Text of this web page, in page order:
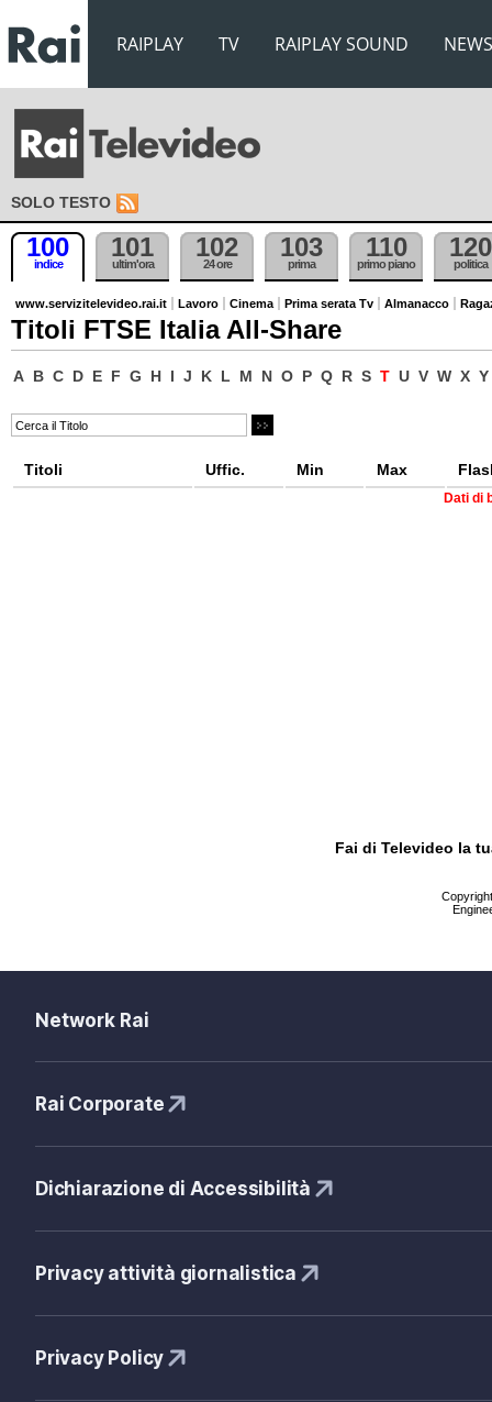
RAIPLAY TV RAIPLAY SOUND NEWS
SOLO TESTO
100
indice
101
ultim'ora
102
24 ore
103
prima
110
primo piano
120
politica
www.servizitelevideo.rai.it Lavoro Cinema Prima serata Tv Almanacco
Titoli FTSE Italia All-Share
A B C D E F G H I J K L M N O P Q R S T U V W X Y
Titoli Uffic. Min Max
Dati di
Fai di Televideo la